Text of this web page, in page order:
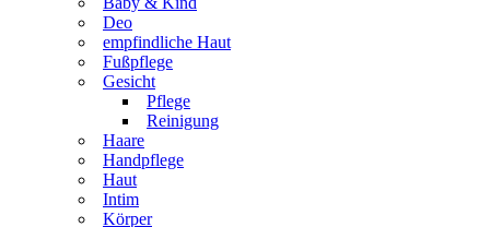
Deo
empfindliche Haut
Fußpflege
Gesicht
Pflege
Reinigung
Haare
Handpflege
Haut
Intim
Körper